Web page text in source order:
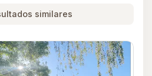
similares